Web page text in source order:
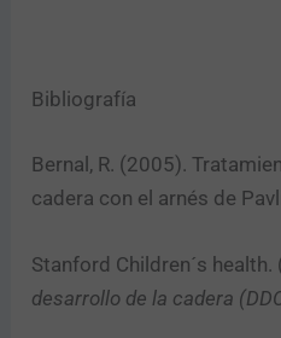
Bibliografía
Bernal, R. (2005).
cadera con el arnés de
Stanford Children´s health.
desarrollo de la cadera